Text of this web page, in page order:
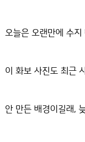
오늘은 오랜만에 수지
이 화보 사진도 최근
안 만든 배경이길래,